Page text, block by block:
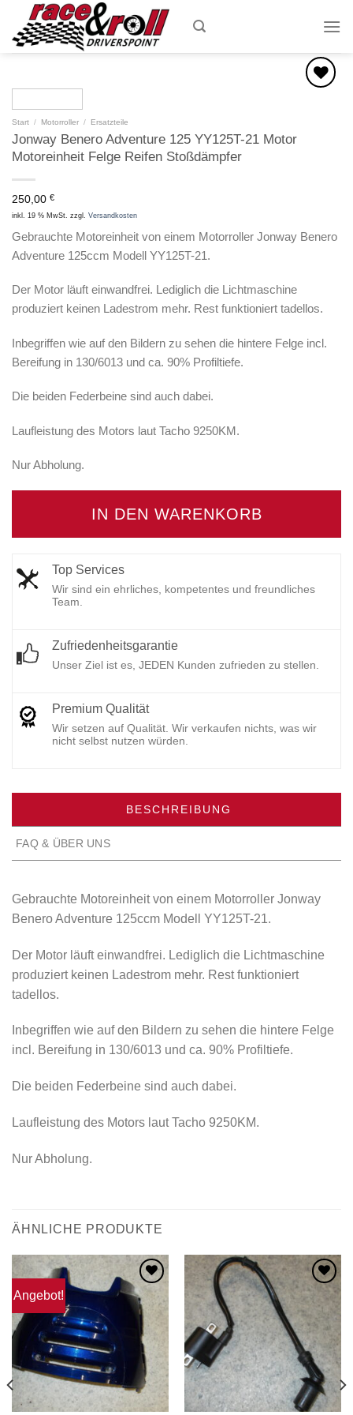
content
hinzufügen
Start / Motorroller / Ersatzteile
Jonway Benero Adventure 125 YY125T-21 Motor
Motoreinheit Felge Reifen Stoßdämpfer
250,00 €
inkl. 19 % MwSt. zzgl. Versandkosten
Gebrauchte Motoreinheit von einem Motorroller Jonway Benero
Adventure 125ccm Modell YY125T-21.
Der Motor läuft einwandfrei. Lediglich die Lichtmaschine
produziert keinen Ladestrom mehr. Rest funktioniert tadellos.
Inbegriffen wie auf den Bildern zu sehen die hintere Felge incl.
Bereifung in 130/6013 und ca. 90% Profiltiefe.
Die beiden Federbeine sind auch dabei.
Laufleistung des Motors laut Tacho 9250KM.
Nur Abholung.
IN DEN WARENKORB
Top Services
Wir sind ein ehrliches, kompetentes und freundliches
Team.
Zufriedenheitsgarantie
Unser Ziel ist es, JEDEN Kunden zufrieden zu stellen.
Premium Qualität
Wir setzen auf Qualität. Wir verkaufen nichts, was wir
nicht selbst nutzen würden.
BESCHREIBUNG
FAQ & ÜBER UNS
Gebrauchte Motoreinheit von einem Motorroller Jonway
Benero Adventure 125ccm Modell YY125T-21.
Der Motor läuft einwandfrei. Lediglich die Lichtmaschine
produziert keinen Ladestrom mehr. Rest funktioniert
tadellos.
Inbegriffen wie auf den Bildern zu sehen die hintere Felge
incl. Bereifung in 130/6013 und ca. 90% Profiltiefe.
Die beiden Federbeine sind auch dabei.
Laufleistung des Motors laut Tacho 9250KM.
Nur Abholung.
ÄHNLICHE PRODUKTE
Angebot!
Zum
Wunschzettel
hinzufügen
Wunschzettel
hinzufügen